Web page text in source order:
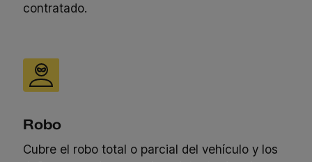
contratado.
Robo
Cubre el robo total o parcial del vehículo y los